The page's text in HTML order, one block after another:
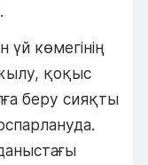
үй көмегінің
қоқыс
беру сияқты